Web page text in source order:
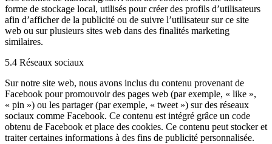
forme de stockage local, utilisés pour créer des profils d’utilisateurs
afin d’afficher de la publicité ou de suivre l’utilisateur sur ce site
web ou sur plusieurs sites web dans des finalités marketing
similaires.
5.4 Réseaux sociaux
Sur notre site web, nous avons inclus du contenu provenant de
Facebook pour promouvoir des pages web (par exemple, « like »,
« pin ») ou les partager (par exemple, « tweet ») sur des réseaux
sociaux comme Facebook. Ce contenu est intégré grâce un code
obtenu de Facebook et place des cookies. Ce contenu peut stocker et
traiter certaines informations à des fins de publicité personnalisée.